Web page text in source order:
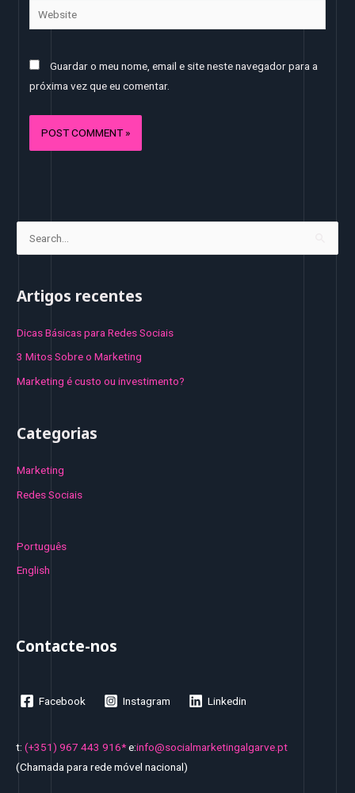
Website
Guardar o meu nome, email e site neste navegador para a
próxima vez que eu comentar.
r
c
:
Artigos recentes
Dicas Básicas para Redes Sociais
3 Mitos Sobre o Marketing
Marketing é custo ou investimento?
Categorias
Marketing
Redes Sociais
Português
English
Contacte-nos
Facebook Instagram Linkedin
t: (+351) 967 443 916*e:info@socialmarketingalgarve.pt
(Chamada para rede móvel nacional)